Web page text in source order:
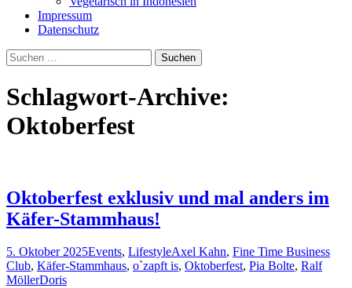
Impressum
Datenschutz
Suchen
nach:
Schlagwort-Archive:
Oktoberfest
Oktoberfest exklusiv und mal anders im
Käfer-Stammhaus!
5. Oktober 2025Events, LifestyleAxel Kahn, Fine Time Business
Club, Käfer-Stammhaus, o`zapft is, Oktoberfest, Pia Bolte, Ralf
MöllerDoris